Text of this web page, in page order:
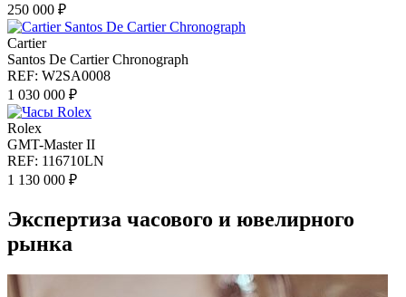
250 000 ₽
Cartier
Santos De Cartier Chronograph
REF: W2SA0008
1 030 000 ₽
Rolex
GMT-Master II
REF: 116710LN
1 130 000 ₽
Экспертиза часового и ювелирного
рынка